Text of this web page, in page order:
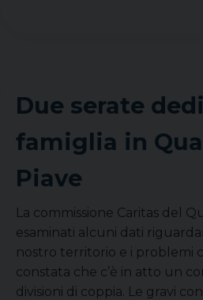
Due serate
famiglia in
Piave
La commissione Caritas del
esaminati alcuni dati
nostro territorio e i problemi
constata che c’è in atto un
divisioni di coppia. Le gravi